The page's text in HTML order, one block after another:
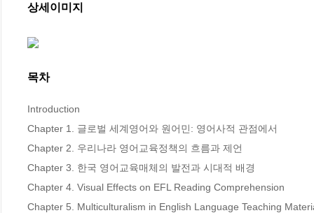
상세이미지
목차
Introduction
Chapter 1. 글로벌 세계영어와 원어민: 영어사적 관점에서
Chapter 2. 우리나라 영어교육정책의 흐름과 제언
Chapter 3. 한국 영어교육매체의 발전과 시대적 배경
Chapter 4. Visual Effects on EFL Reading Comprehension
Chapter 5. Multiculturalism in English Language Teaching